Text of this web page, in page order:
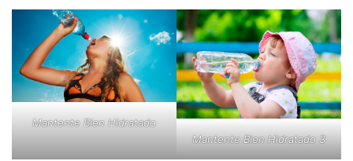
Mantente Bien Hidratado
Mantente Bien Hidratado 3